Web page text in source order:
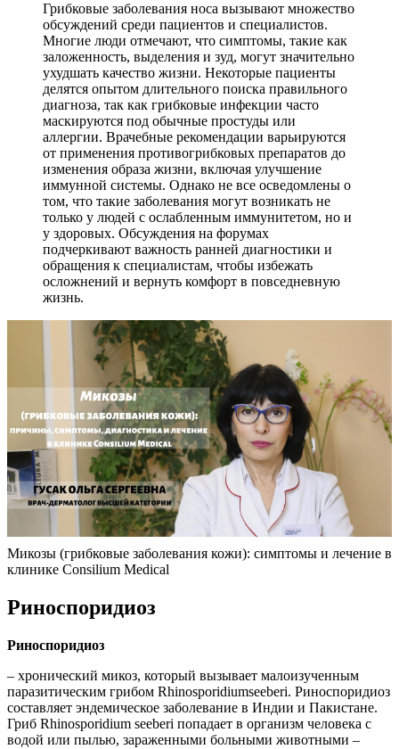
Грибковые заболевания носа вызывают множество
обсуждений среди пациентов и специалистов.
Многие люди отмечают, что симптомы, такие как
заложенность, выделения и зуд, могут значительно
ухудшать качество жизни. Некоторые пациенты
делятся опытом длительного поиска правильного
диагноза, так как грибковые инфекции часто
маскируются под обычные простуды или
аллергии. Врачебные рекомендации варьируются
от применения противогрибковых препаратов до
изменения образа жизни, включая улучшение
иммунной системы. Однако не все осведомлены о
том, что такие заболевания могут возникать не
только у людей с ослабленным иммунитетом, но и
у здоровых. Обсуждения на форумах
подчеркивают важность ранней диагностики и
обращения к специалистам, чтобы избежать
осложнений и вернуть комфорт в повседневную
жизнь.
Микозы (грибковые заболевания кожи): симптомы и лечение в
клинике Consilium Medical
Риноспоридиоз
Риноспоридиоз
– хронический микоз, который вызывает малоизученным
паразитическим грибом Rhinosporidiumseeberi. Риноспоридиоз
составляет эндемическое заболевание в Индии и Пакистане.
Гриб Rhinosporidium seeberi попадает в организм человека с
водой или пылью, зараженными больными животными –